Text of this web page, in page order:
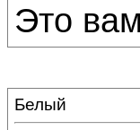
Это
Белый